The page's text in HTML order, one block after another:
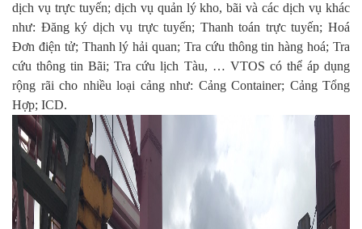
dịch vụ trực tuyến; dịch vụ quản lý kho, bãi và các dịch vụ khác
như: Đăng ký dịch vụ trực tuyến; Thanh toán trực tuyến; Hoá
Đơn điện tử; Thanh lý hải quan; Tra cứu thông tin hàng hoá; Tra
cứu thông tin Bãi; Tra cứu lịch Tàu, … VTOS có thể áp dụng
rộng rãi cho nhiều loại cảng như: Cảng Container; Cảng Tổng
Hợp; ICD.